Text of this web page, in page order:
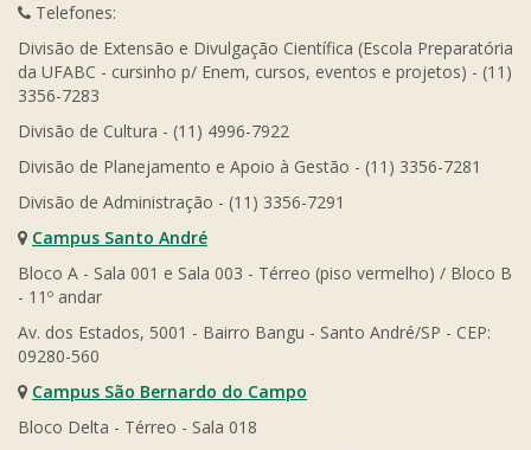
Telefones:
Divisão de Extensão e Divulgação Científica (Escola Preparatória
da UFABC - cursinho p/ Enem, cursos, eventos e projetos) - (11)
3356-7283
Divisão de Cultura - (11) 4996-7922
Divisão de Planejamento e Apoio à Gestão - (11) 3356-7281
Divisão de Administração - (11) 3356-7291
Campus Santo André
Bloco A - Sala 001 e Sala 003 - Térreo (piso vermelho) / Bloco B
- 11º andar
Av. dos Estados, 5001 - Bairro Bangu - Santo André/SP - CEP:
09280-560
Campus São Bernardo do Campo
Bloco Delta - Térreo - Sala 018